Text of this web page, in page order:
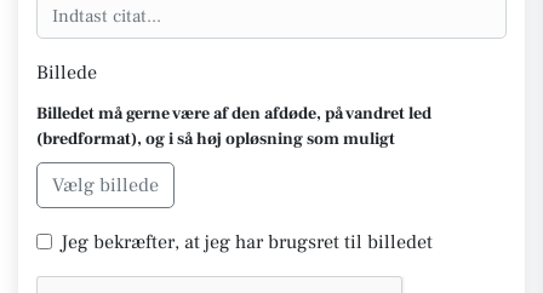
Billede
Billedet må gerne være af den afdøde, på vandret led
(bredformat), og i så høj opløsning som muligt
Vælg billede
Jeg bekræfter, at jeg har brugsret til billedet